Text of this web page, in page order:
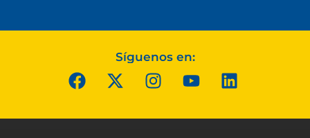
Síguenos en: